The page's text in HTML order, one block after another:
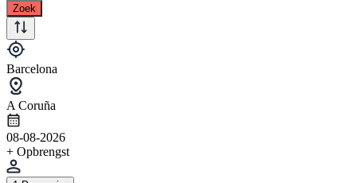
Zoek
Barcelona
A Coruña
08-08-2026
+ Opbrengst